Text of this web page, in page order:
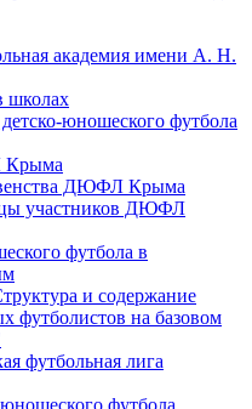
академия имени А. Н.
школах
юношеского футбола
ДЮФЛ Крыма
участников ДЮФЛ
футбола в
и содержание
футболистов на базовом
футбольная лига
футбола